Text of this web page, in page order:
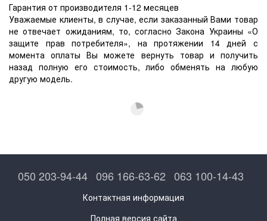
Гарантия от производителя 1-12 месяцев
Уважаемые клиенты, в случае, если заказанный Вами товар
не отвечает ожиданиям, то, согласно Закона Украины «О
защите прав потребителя», на протяжении 14 дней с
момента оплаты Вы можете вернуть товар и получить
назад полную его стоимость, либо обменять на любую
другую модель.
050 203-94-44 096 166-63-62 063 100-14-43
Контактная информация
Полная версия сайта